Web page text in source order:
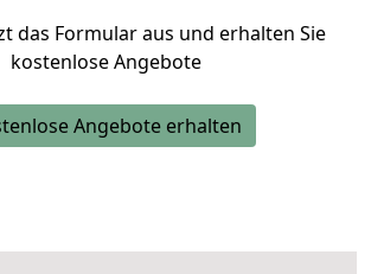
das Formular aus und erhalten Sie
kostenlose Angebote
Angebote erhalten